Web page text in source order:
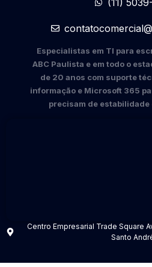
Especialistas em TI para
ABC Paulista e em todo o
de 20 anos com suporte
informação e Microsoft 365
precisam de
Centro Empresarial Trade Square
Santo